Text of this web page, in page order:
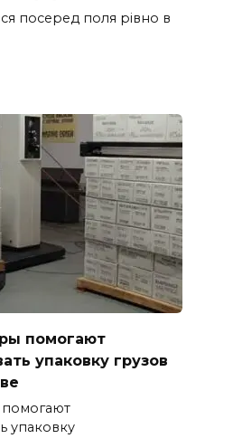
посеред поля рівно в
помогают
упаковку грузов
помогают
упаковку